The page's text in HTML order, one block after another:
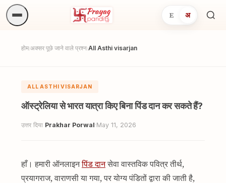
E अ
होम/अक्सर पूछे जाने वाले प्रश्न/All Asthi visarjan
ALL ASTHI VISARJAN
ऑस्ट्रेलिया से भारत यात्रा किए बिना पिंड दान कर सकते हैं?
उत्तर दिया Prakhar Porwal·May 11, 2026
हाँ। हमारी ऑनलाइनपिंड दानसेवा वास्तविक पवित्र तीर्थ,
प्रयागराज, वाराणसी या गया, पर योग्य पंडितों द्वारा की जाती है,